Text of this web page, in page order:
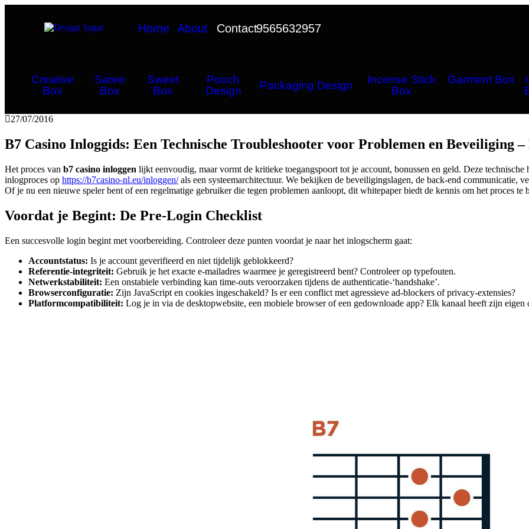
Home About Contact9565632957
Creative
Box
Saree
Box
Sweet
Box
Pouch
Design
Packaging Design
Incense Stick
Box
Garment Box
27/07/2016
B7 Casino Inloggids: Een Technische Troubleshooter voor Problemen en Beveiliging
Het proces van b7 casino inloggen lijkt eenvoudig, maar vormt de kritieke toegangspoort tot je account, bonussen en geld. Deze
inlogproces op https://b7casino-nl.eu/inloggen/als een systeemarchitectuur. We bekijken de beveiligingslagen, de back-end communicatie,
Of je nu een nieuwe speler bent of een regelmatige gebruiker die tegen problemen aanloopt, dit whitepaper biedt de kennis om het proces te
Voordat je Begint: De Pre-Login Checklist
Een succesvolle login begint met voorbereiding. Controleer deze punten voordat je naar het inlogscherm gaat:
Accountstatus: Is je account geverifieerd en niet tijdelijk geblokkeerd?
Referentie-integriteit: Gebruik je het exacte e-mailadres waarmee je geregistreerd bent? Controleer op typefouten.
Netwerkstabiliteit: Een onstabiele verbinding kan time-outs veroorzaken tijdens de authenticatie-‘handshake’.
Browserconfiguratie: Zijn JavaScript en cookies ingeschakeld? Is er een conflict met agressieve ad-blockers of privacy-extensies?
Platformcompatibiliteit: Log je in via de desktopwebsite, een mobiele browser of een gedownloade app? Elk kanaal heeft zijn eigen